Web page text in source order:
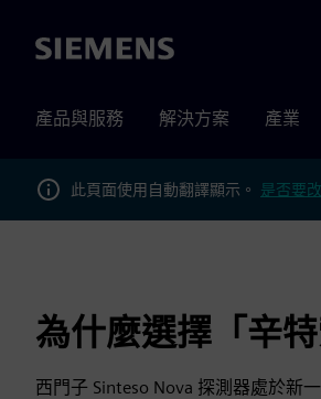
Siemens
產品與服務 解決方案 產業
此頁面使用自動翻譯顯示。 是否要
為什麼選擇「辛
西門子 Sinteso Nova 探測器處於新